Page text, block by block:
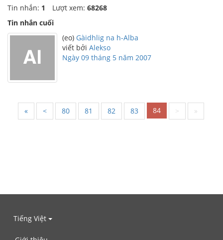
Tin nhắn: 1 Lượt xem: 68268
Tin nhắn cuối
(eo) Gàidhlig na h-Alba
viết bởi Alekso
Ngày 09 tháng 5 năm 2007
« < 80 81 82 83 84 > »
Tiếng Việt